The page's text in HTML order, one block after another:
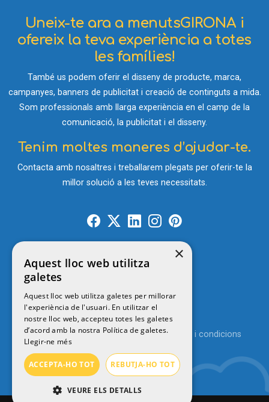
Contacte
© 2026MENUTSGIRONA
Uneix-te ara a menutsGIRONA i
ofereix la teva experiència a totes
les famílies!
També us podem oferir el disseny de producte, marca,
campanyes, banners de publicitat i creació de continguts a mida.
Som professionals amb llarga experiència en el camp de la
comunicació, la publicitat i el disseny.
Tenim moltes maneres d’ajudar-te.
Contacta amb nosaltres i treballarem plegats per oferir-te la
millor solució a les teves necessitats.
Política de privacitat Avís legal
Termes i condicions
×
Aquest lloc web utilitza
galetes
Aquest lloc web utilitza galetes per millorar
l'experiència de l'usuari. En utilitzar el
nostre lloc web, accepteu totes les galetes
d’acord amb la nostra Política de galetes.
Llegir-ne més
ACCEPTA-HO TOT REBUTJA-HO TOT
VEURE ELS DETALLS